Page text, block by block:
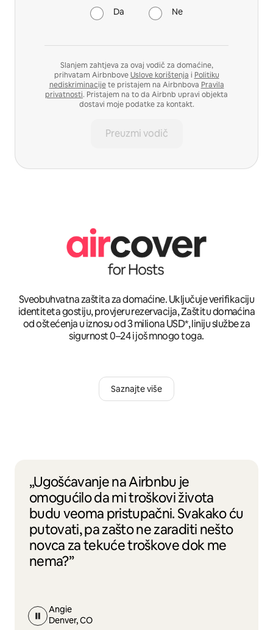
Da Ne
Slanjem zahtjeva za ovaj vodič za domaćine,
prihvatam AirbnboveUslove korištenja i Politiku
nediskriminacijete pristajem na Airbnbova Pravila
privatnosti. Pristajem na to da Airbnb upravi objekta
dostavi moje podatke za kontakt.
Preuzmi vodič
Sveobuhvatna zaštita za domaćine. Uključuje verifikaciju
identiteta gostiju, provjeru rezervacija, Zaštitu domaćina
od oštećenja u iznosu od 3 miliona USD*, liniju službe za
sigurnost 0–24 i još mnogo toga.
Saznajte više
„Ugošćavanje na Airbnbu je
omogućilo da mi troškovi života
budu veoma pristupačni. Svakako ću
putovati, pa zašto ne zaraditi nešto
novca za tekuće troškove dok me
nema?”
Angie
Denver, CO